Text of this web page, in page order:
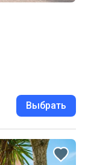
Выбрать